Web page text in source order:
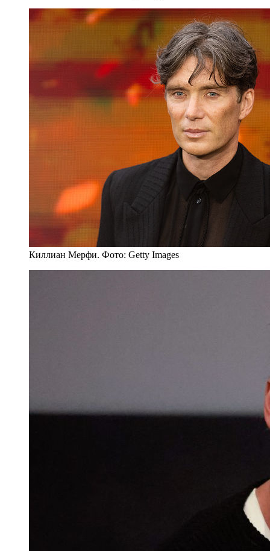
Киллиан Мерфи. Фото: Getty Images